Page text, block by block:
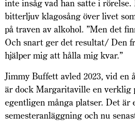
inte insåg vad han satte i rörelse.
bitterljuv klagosång över livet
på traven av alkohol. ”Men det
Och snart ger det resultat/ Den
hjälper mig att hålla mig kvar.”
Jimmy Buffett avled 2023, vid en
är dock Margaritaville en verklig
egentligen många platser. Det är
semesteranläggning och nu